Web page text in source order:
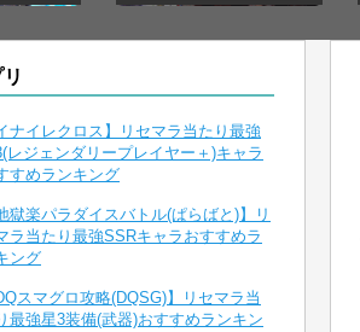
ナイレクロス】リセマラ当たり最強
レジェンダリープレイヤー＋)キャラ
すめランキング
獄楽パラダイスバトル(ぱらばと)】リ
ラ当たり最強SSRキャラおすすめラ
ング
スマグロ攻略(DQSG)】リセマラ当
最強星3装備(武器)おすすめランキン